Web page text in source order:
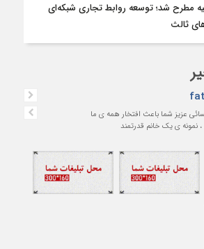
مطرح شد؛ توسعه روابط تجاری شبکه‌ای
ثالث
عزیز شما باعث افتخار همه ی ما
نمونه ی یک خانم قدرتمند